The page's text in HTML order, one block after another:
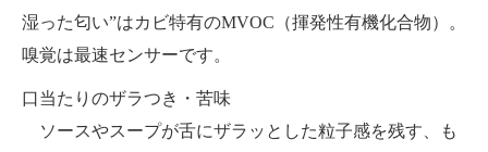
湿った匂い”はカビ特有のMVOC（揮発性有機化合物）。
嗅覚は最速センサーです。
口当たりのザラつき・苦味
ソースやスープが舌にザラッとした粒子感を残す、も